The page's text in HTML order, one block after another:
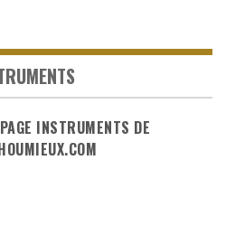
INSTRUMENTS DE